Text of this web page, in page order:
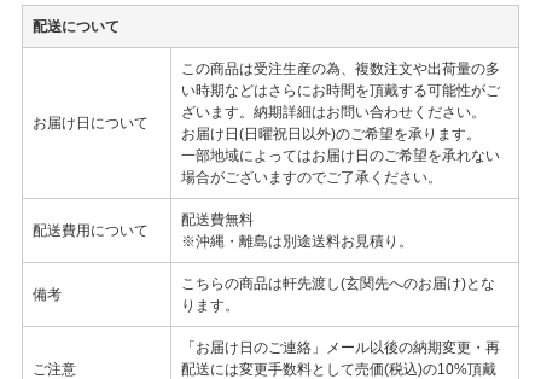
配送について
お届け日について
この商品は受注生産の為、複数注文や出荷量の多
い時期などはさらにお時間を頂戴する可能性がご
ざいます。納期詳細はお問い合わせください。
お届け日(日曜祝日以外)のご希望を承ります。
一部地域によってはお届け日のご希望を承れない
場合がございますのでご了承ください。
配送費用について
配送費無料
※沖縄・離島は別途送料お見積り。
備考
こちらの商品は軒先渡し(玄関先へのお届け)とな
ります。
ご注意
「お届け日のご連絡」メール以後の納期変更・再
配送には変更手数料として売価(税込)の10%頂戴